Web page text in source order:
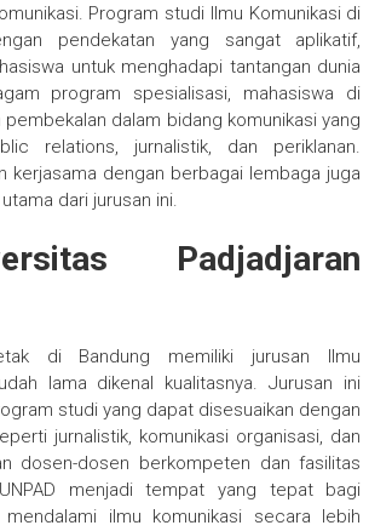
Program studi Ilmu Komunikasi di
pendekatan yang sangat aplikatif,
untuk menghadapi tantangan dunia
program spesialisasi, mahasiswa di
pembekalan dalam bidang komunikasi yang
relations, jurnalistik, dan periklanan.
kerjasama dengan berbagai lembaga juga
dari jurusan ini.
Padjadjaran
di Bandung memiliki jurusan Ilmu
lama dikenal kualitasnya. Jurusan ini
studi yang dapat disesuaikan dengan
jurnalistik, komunikasi organisasi, dan
dosen-dosen berkompeten dan fasilitas
menjadi tempat yang tepat bagi
ilmu komunikasi secara lebih